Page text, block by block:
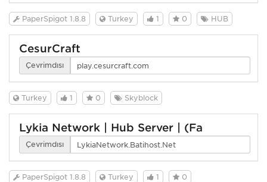
PaperSpigot 1.8.8 Turkey 1 0 HUB
CesurCraft
Çevrimdışı
Turkey 1 0 Skyblock
Lykia Network | Hub Server | (Fa
Çevrimdışı
PaperSpigot 1.8.8 Turkey 1
0